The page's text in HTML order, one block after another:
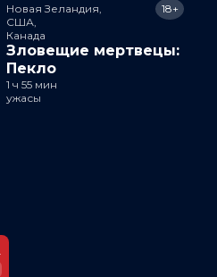
Новая Зеландия,
США,
Канада
Зловещие мертвецы:
Пекло
18+
1 ч 55 мин
ужасы